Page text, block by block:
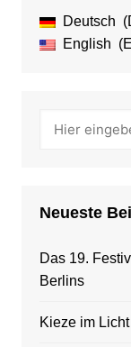
Deutsch
English
Neueste
Das 19.
Berlins
Kieze im Licht